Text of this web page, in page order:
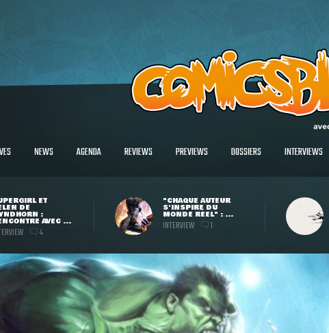
NEWS AGENDA REVIEWS PREVIEWS DOSSIERS INTERVIEWS
ET
DE
:
AVEC ...
4
"CHAQUE AUTEUR
S'INSPIRE DU
MONDE RÉEL" : ...
INTERVIEW 1